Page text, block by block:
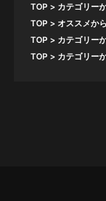
TOP カテゴリー
TOP
オススメか
TOP
カテゴリー
TOP
カテゴリー